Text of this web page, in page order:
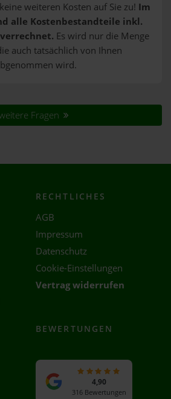
weiteren Kosten auf Sie zu! Im
alle Kostenbestandteile inkl.
Es wird nur die Menge
auch tatsächlich von Ihnen
wird.
Fragen
RECHTLICHES
AGB
Impressum
Datenschutz
Cookie-Einstellungen
Vertrag widerrufen
BEWERTUNGEN
4,90
316 Bewertungen